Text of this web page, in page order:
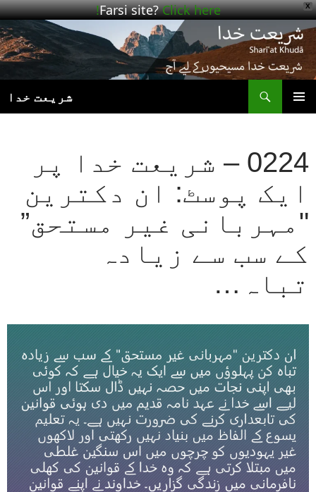
X
Farsi site?Click here!
چھوڑیں
مواد
پر
جائیں
شریعت خدا
0224 – شریعت خدا پر
ایک پوسٹ: ان دکترین
"مہربانی غیر مستحق”
کے سب سے زیادہ
تباہ…